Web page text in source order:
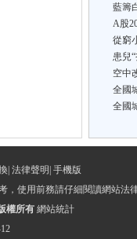
藍籌
A股
從窮
患兒
空中
全國
全國
法律聲明 手機版
，使用前務請仔細閱讀網站法
權所有 網站統計